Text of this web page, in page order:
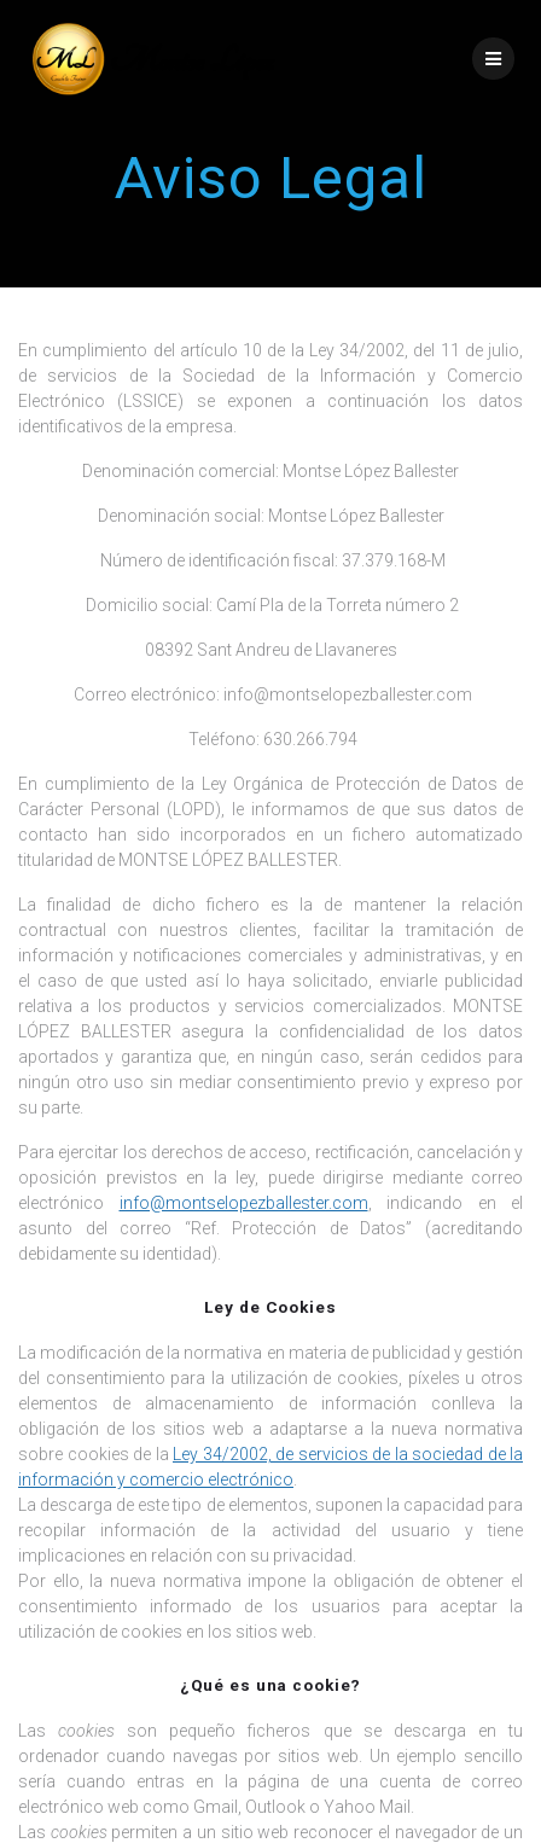
Aviso Legal
En cumplimiento del artículo 10 de la Ley 34/2002, del 11 de julio,
de servicios de la Sociedad de la Información y Comercio
Electrónico (LSSICE) se exponen a continuación los datos
identificativos de la empresa.
Denominación comercial: Montse López Ballester
Denominación social: Montse López Ballester
Número de identificación fiscal: 37.379.168-M
Domicilio social: Camí Pla de la Torreta número 2
08392 Sant Andreu de Llavaneres
Correo electrónico: info@montselopezballester.com
Teléfono: 630.266.794
En cumplimiento de la Ley Orgánica de Protección de Datos de
Carácter Personal (LOPD), le informamos de que sus datos de
contacto han sido incorporados en un fichero automatizado
titularidad de MONTSE LÓPEZ BALLESTER.
La finalidad de dicho fichero es la de mantener la relación
contractual con nuestros clientes, facilitar la tramitación de
información y notificaciones comerciales y administrativas, y en
el caso de que usted así lo haya solicitado, enviarle publicidad
relativa a los productos y servicios comercializados. MONTSE
LÓPEZ BALLESTER asegura la confidencialidad de los datos
aportados y garantiza que, en ningún caso, serán cedidos para
ningún otro uso sin mediar consentimiento previo y expreso por
su parte.
Para ejercitar los derechos de acceso, rectificación, cancelación y
oposición previstos en la ley, puede dirigirse mediante correo
electrónico info@montselopezballester.com , indicando en el
asunto del correo “Ref. Protección de Datos” (acreditando
debidamente su identidad).
Ley de Cookies
La modificación de la normativa en materia de publicidad y gestión
del consentimiento para la utilización de cookies, píxeles u otros
elementos de almacenamiento de información conlleva la
obligación de los sitios web a adaptarse a la nueva normativa
sobre cookies de la
Ley 34/2002, de servicios de la sociedad de la
información y comercio electrónico
La descarga de este tipo de elementos, suponen la capacidad para
recopilar información de la actividad del usuario y tiene
implicaciones en relación con su privacidad.
Por ello, la nueva normativa impone la obligación de obtener el
consentimiento informado de los usuarios para aceptar la
utilización de cookies en los sitios web.
¿Qué es una cookie?
Lascookies son pequeño ficheros que se descarga en tu
ordenador cuando navegas por sitios web. Un ejemplo sencillo
sería cuando entras en la página de una cuenta de correo
electrónico web como Gmail, Outlook o Yahoo Mail.
Las cookies permiten a un sitio web reconocer el navegador de un